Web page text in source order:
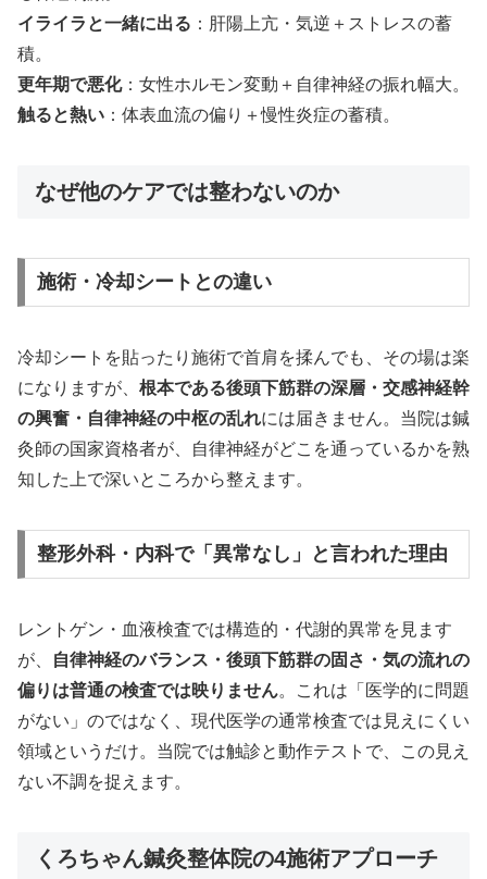
イライラと一緒に出る ：肝陽上亢・気逆＋ストレスの蓄
積。
更年期で悪化：女性ホルモン変動＋自律神経の振れ幅大。
触ると熱い ：体表血流の偏り＋慢性炎症の蓄積。
なぜ他のケアでは整わないのか
施術・冷却シートとの違い
冷却シートを貼ったり施術で首肩を揉んでも、その場は楽
になりますが、 根本である後頭下筋群の深層・交感神経幹
の興奮・自律神経の中枢の乱れには届きません。当院は鍼
灸師の国家資格者が、自律神経がどこを通っているかを熟
知した上で深いところから整えます。
整形外科・内科で「異常なし」と言われた理由
レントゲン・血液検査では構造的・代謝的異常を見ます
が、
自律神経のバランス・後頭下筋群の固さ・気の流れの
偏りは普通の検査では映りません。これは「医学的に問題
がない」のではなく、現代医学の通常検査では見えにくい
領域というだけ。当院では触診と動作テストで、この見え
ない不調を捉えます。
くろちゃん鍼灸整体院の4施術アプローチ